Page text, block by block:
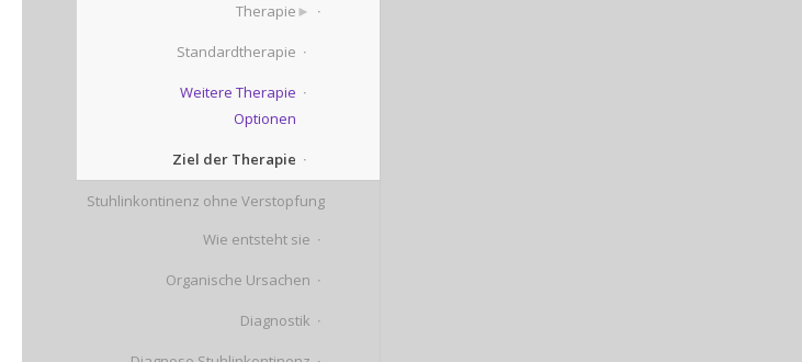
Therapie
Standardtherapie
Weitere Therapie
Optionen
Ziel der Therapie
Stuhlinkontinenz ohne Verstopfung
Wie entsteht sie
Organische Ursachen
Diagnostik